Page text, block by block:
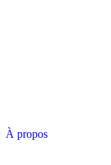
À propos